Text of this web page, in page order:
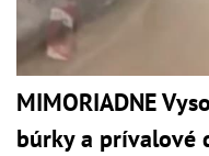
MIMORIADNE
búrky a prívalové